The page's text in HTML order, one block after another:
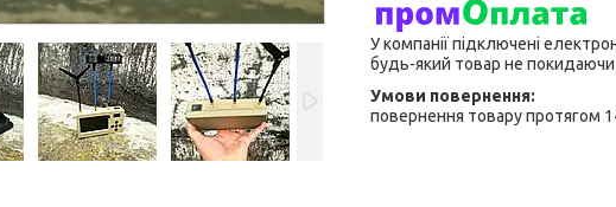
У компанії підключені
будь-який товар не покидаючи
повернення товару протягом